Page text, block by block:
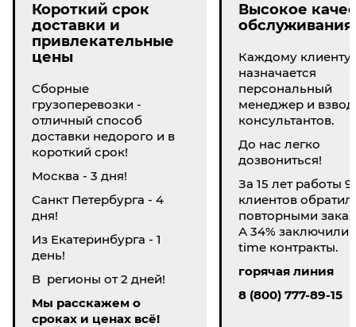
Короткий срок
доставки и
привлекательные
цены
Сборные
грузоперевозки -
отличный способ
доставки недорого и в
короткий срок!
Москва - 3 дня!
Санкт Петербурга - 4
дня!
Из Екатеринбурга - 1
день!
В регионы от 2 дней!
Мы расскажем о
сроках и ценах всё!
Высокое
обслуживания
Каждому клиенту
назначается
персональный
менеджер и взвод
консультантов.
До нас легко
дозвониться!
За 15 лет работы
клиентов
повторными
А 34% заключили
time контракты.
горячая линия
8 (800) 777-89-15